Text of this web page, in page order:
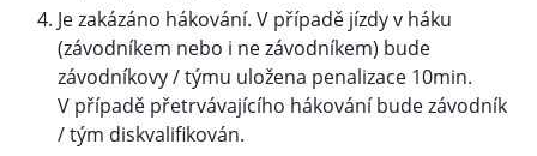
Je zakázáno hákování. V případě jízdy v háku
(závodníkem nebo i ne závodníkem) bude
závodníkovy / týmu uložena penalizace 10min.
V případě přetrvávajícího hákování bude závodník
/ tým diskvalifikován.